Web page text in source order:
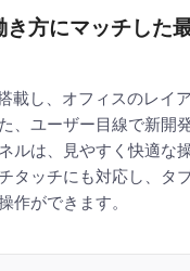
き方にマッチした
載し、オフィスのレイ
、ユーザー目線で新開
ルは、見やすく快適な
タッチにも対応し、タ
作ができます。